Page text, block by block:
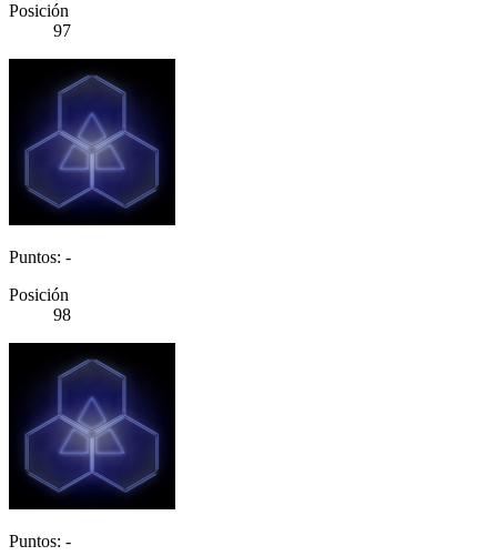
Posición
97
Puntos: -
Posición
98
Puntos: -